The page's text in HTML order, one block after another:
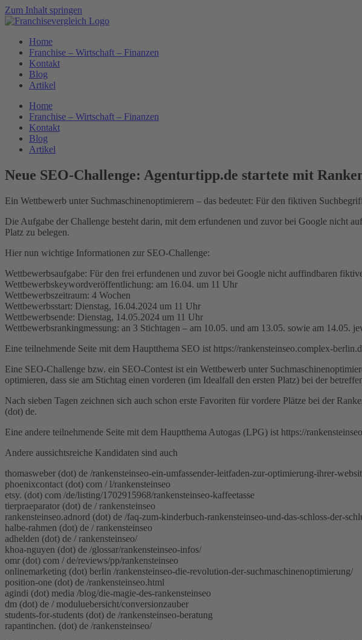
Zum Inhalt springen
Home
Franchise – Wirtschaft – Finanzen
Kontakt
Blog
Artikel
Home
Franchise – Wirtschaft – Finanzen
Kontakt
Blog
Artikel
Neue SEO-Challenge: Agenturtipp.de startete mit
Ein Wettbewerb unter Suchmaschinenoptimierern – das bedeutet: Für den fiktiven
Die Aufgabe der Challenge besteht darin, mit dem erfundenen und zuvor bei Google nicht
Platz zu belegen.
Hier nun wichtige Informationen zur SEO-Challenge:
Wettbewerbsaufgabe: Für den frei erfundenen und zuvor bei Google nicht auffindbaren
Wettbewerbskeywordveröffentlichung: am 16.04. um 11 Uhr
Wettbewerbszeitraum: 4 Wochen
Wettbewerbsstart: Dienstag, 16.04.2024 um 11 Uhr
Wettbewerbsende: Dienstag, 14.05.2024 um 11 Uhr
Wettbewerbsrankingmessung: an 3 Stichtagen – am 10.05. und am 13.05. sowie am 14.05.
Eine teilnehmende Seite mit dem Hauptthema SEO ist https://rankensteinseo.complex-
Eine SEO-Challenge bzw. ein SEO-Contest ist ein Wettbewerb unter
optimieren, dass sie am Stichtag einen vorderen (im Idealfall den ersten Platz) bei der
Nach sieben Tagen zeichnen sich auch schon erste Favoriten für vordere Plätze bei der
(dot) de.
Eine andere teilnehmende Seite mit dem Hauptthema Autogas (LPG) ist https://
Andere aussichtsreiche Kandidaten sind auch
thomasweber (dot) de /rankensteinseo-ein-umfassender-leitfaden-zur-optimierung-ihrer-
phoenixcontact (dot) com / l/rankensteinseo
etsy. (dot) com /de/listing/1702915968/rankensteinseo-kaffeetasse
tierpraeparator (dot) de / rankensteinseo
rankensteinseo.adnord (dot) de /faq-zum-kinderbuch-rankensteinseo-und-das-schloss-der-
halbe-rahmen (dot) de / rankensteinseo
adhelden (dot) de / rankensteinseo/
khoa-nguyen (dot) de /glossar/rankensteinseo-infos/
omr (dot) com / de/reviews/pp/rankensteinseo
onlinemarketing (dot) berlin /rankensteinseo-die-revolution-der-suchmaschinenoptimierung/
position-one (dot) de /rankensteinseo.html
agindi (dot) media /blog/die-magie-des-rankensteinseo
dm (dot) de / moduluebersicht/conversionzauber
students-for-students (dot) de /rankensteinseo-beratung
rapantinchen. (dot) de /rankensteinseo/